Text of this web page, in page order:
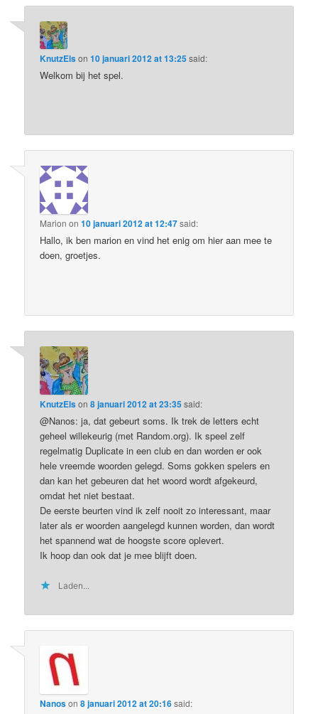
KnutzElson10 januari 2012 at 13:25said:
Welkom bij het spel.
Marion on10 januari 2012 at 12:47said:
Hallo, ik ben marion en vind het enig om hier aan mee te
doen, groetjes.
KnutzElson8 januari 2012 at 23:35said:
@Nanos: ja, dat gebeurt soms. Ik trek de letters echt
geheel willekeurig (met Random.org). Ik speel zelf
regelmatig Duplicate in een club en dan worden er ook
hele vreemde woorden gelegd. Soms gokken spelers en
dan kan het gebeuren dat het woord wordt afgekeurd,
omdat het niet bestaat.
De eerste beurten vind ik zelf nooit zo interessant, maar
later als er woorden aangelegd kunnen worden, dan wordt
het spannend wat de hoogste score oplevert.
Ik hoop dan ook dat je mee blijft doen.
Laden...
Nanoson8 januari 2012 at 20:16said: